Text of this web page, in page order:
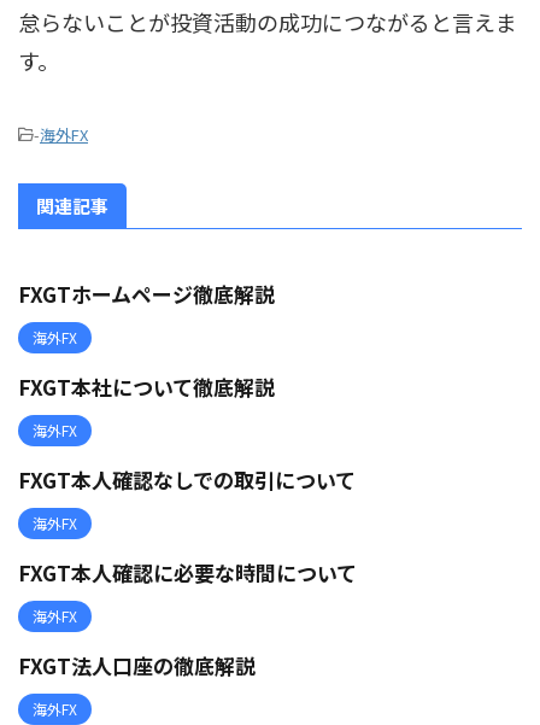
怠らないことが投資活動の成功につながると言えま
す。
-海外FX
関連記事
FXGTホームページ徹底解説
海外FX
FXGT本社について徹底解説
海外FX
FXGT本人確認なしでの取引について
海外FX
FXGT本人確認に必要な時間について
海外FX
FXGT法人口座の徹底解説
海外FX